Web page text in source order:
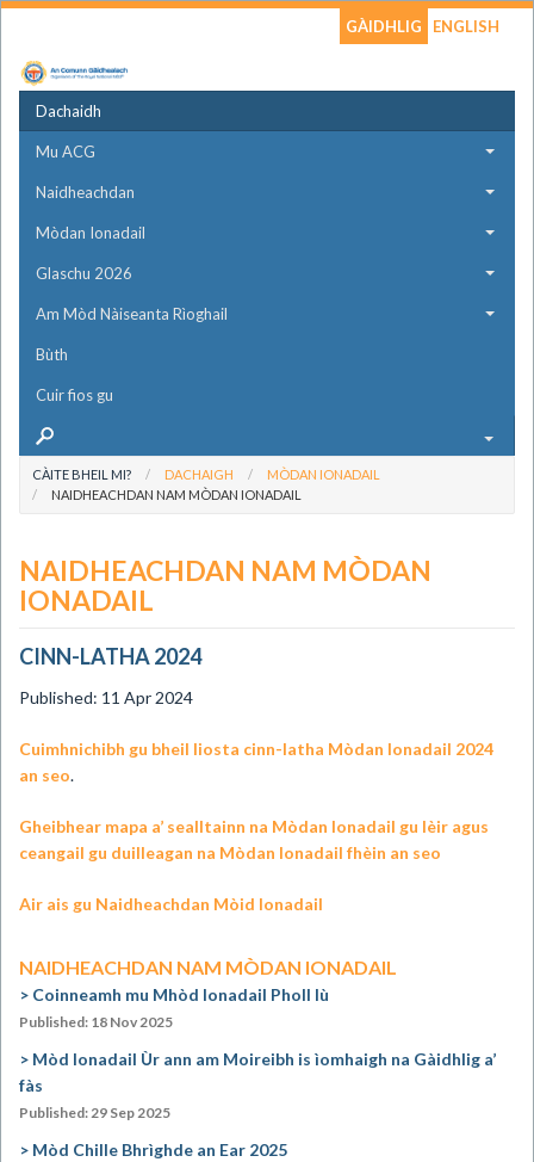
GÀIDHLIG ENGLISH
Dachaidh
Mu ACG
Naidheachdan
Mòdan Ionadail
Glaschu 2026
Am Mòd Nàiseanta Rìoghail
Bùth
Cuir fios gu
CÀITE BHEIL MI? DACHAIGH
MÒDAN IONADAIL
NAIDHEACHDAN NAM MÒDAN IONADAIL
NAIDHEACHDAN NAM MÒDAN
IONADAIL
CINN-LATHA 2024
Published: 11 Apr 2024
Cuimhnichibh gu bheil liosta cinn-latha Mòdan Ionadail 2024
an seo.
Gheibhear mapa a’ sealltainn na Mòdan Ionadail gu lèir agus
ceangail gu duilleagan na Mòdan Ionadail fhèin an seo
Air ais gu Naidheachdan Mòid Ionadail
NAIDHEACHDAN NAM MÒDAN IONADAIL
Coinneamh mu Mhòd Ionadail Pholl Iù
Published: 18 Nov 2025
Mòd Ionadail Ùr ann am Moireibh is ìomhaigh na Gàidhlig a’
fàs
Published: 29 Sep 2025
Mòd Chille Bhrìghde an Ear 2025